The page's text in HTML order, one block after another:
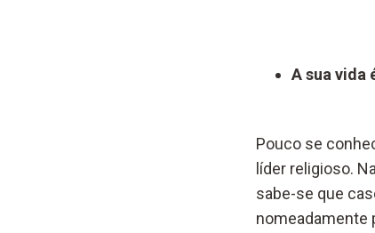
A sua vida
Pouco se
líder religioso.
sabe-se que
nomeadamente